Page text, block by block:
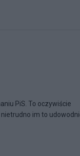
PiS. To oczywiście
im to